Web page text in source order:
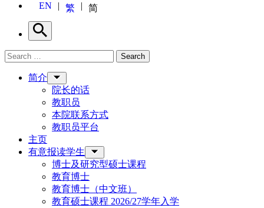
EN 繁 简
Search
Search for: Search
简介
院长的话
教职员
本院联系方式
教职员平台
主页
有意报读学生
博士及研究型硕士课程
教育博士
教育博士（中文班）
教育硕士课程 2026/27学年入学